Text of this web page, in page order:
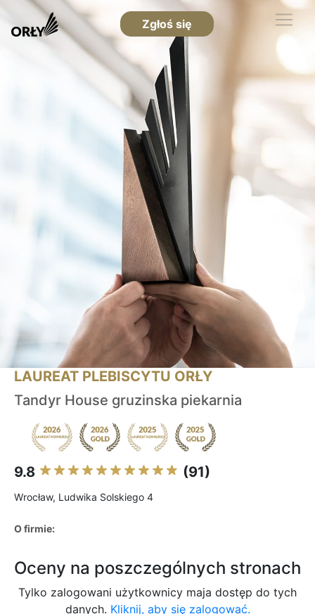
Zgłoś się
LAUREAT PLEBISCYTU ORŁY
Tandyr House gruzinska piekarnia
9.8 (91)
Wrocław, Ludwika Solskiego 4
O firmie:
Oceny na poszczególnych stronach
Tylko zalogowani użytkownicy maja dostęp do tych
danych. Kliknij, aby się zalogować.